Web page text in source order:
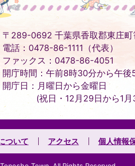
〒289-0692 千葉県香取郡東庄町
電話：0478-86-1111（代表）
ファックス：0478-86-4051
開庁時間：午前8時30分から午後
開庁日：月曜日から金曜日
(祝日・12月29日から1
ついて アクセス 個人情報